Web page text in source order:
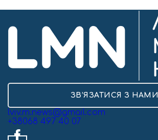
ЗВ’ЯЗАТИСЯ З НАМИ
lviv.m.news@gmail.com
+38068 497 40 07